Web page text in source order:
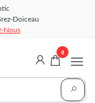
Doiceau
Nous
0